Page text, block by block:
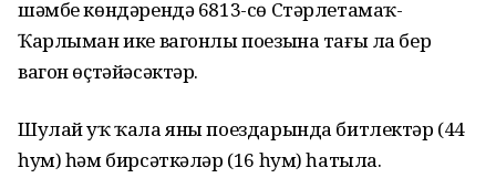
шәмбе көндәрендә 6813-сө Стәрлетамаҡ-
Ҡарлыман ике вагонлы поезына тағы ла бер
вагон өҫтәйәсәктәр.
Шулай уҡ ҡала яны поездарында битлектәр (44
һум) һәм бирсәткәләр (16 һум) һатыла.